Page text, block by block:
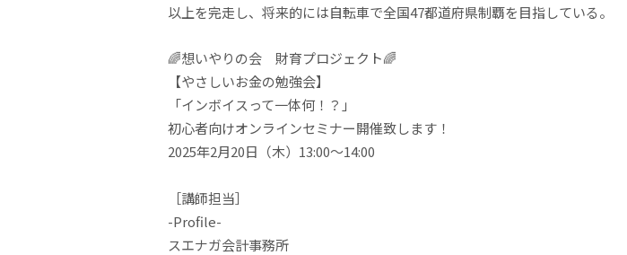
以上を完走し、将来的には自転車で全国47都道府県制覇を目指している。
🌈想いやりの会 財育プロジェクト🌈
【やさしいお金の勉強会】
「インボイスって一体何！？」
初心者向けオンラインセミナー開催致します！
2025年2月20日（木）13:00〜14:00
［講師担当］
-Profile-
スエナガ会計事務所